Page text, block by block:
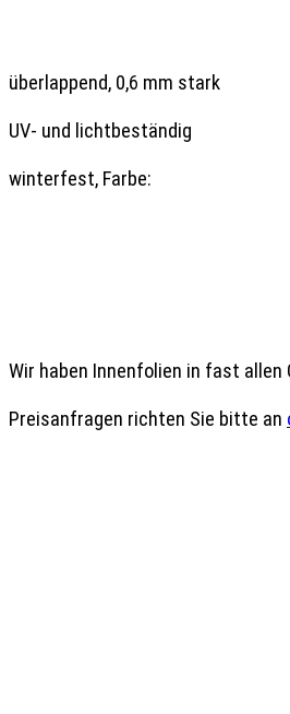
überlappend, 0,6 mm stark
UV- und lichtbeständig
winterfest, Farbe:
Wir haben Innenfolien in fast allen
Preisanfragen richten Sie bitte an